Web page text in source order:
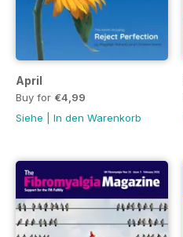
April
Buy for €4,99
Siehe
In den Warenkorb